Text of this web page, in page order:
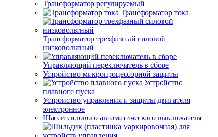
Трансформатор регулируемый
Трансформатор тока
Трансформатор трехфазный силовой
низковольтный
Управляющий переключатель в сборе
Устройство микропроцессорной защиты
Устройство
плавного пуска
Устройство управления и защиты двигателя
электронное
Шасси силового автоматического выключателя